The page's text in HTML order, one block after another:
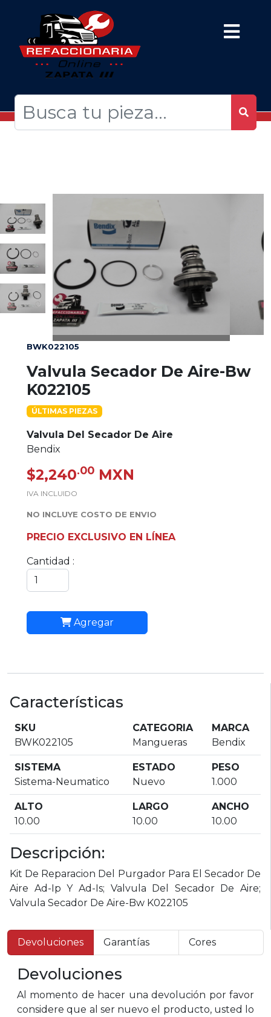
BWK022105
Valvula Secador De Aire-Bw
K022105
ÚLTIMAS PIEZAS
Valvula Del Secador De Aire
Bendix
$2,240.00 MXN
IVA INCLUIDO
NO INCLUYE COSTO DE ENVIO
PRECIO EXCLUSIVO EN LÍNEA
Cantidad :
Agregar
Características
SKU
BWK022105
CATEGORIA
Mangueras
MARCA
Bendix
SISTEMA
Sistema-Neumatico
ESTADO
Nuevo
PESO
1.000
ALTO
10.00
LARGO
10.00
ANCHO
10.00
Descripción:
Kit De Reparacion Del Purgador Para El Secador De
Aire Ad-Ip Y Ad-Is; Valvula Del Secador De Aire;
Valvula Secador De Aire-Bw K022105
Devoluciones Garantías Cores
Devoluciones
Al momento de hacer una devolución por favor
considere que al ser nuevo el producto, usted lo